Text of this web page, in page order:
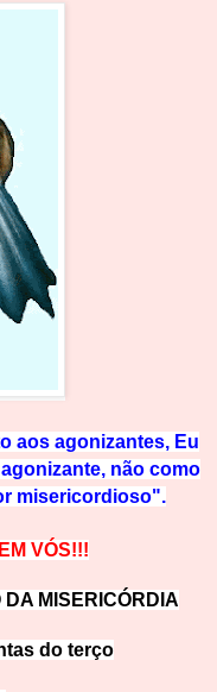
aos agonizantes, Eu
não como
misericordioso".
VÓS!!!
MISERICÓRDIA
do terço